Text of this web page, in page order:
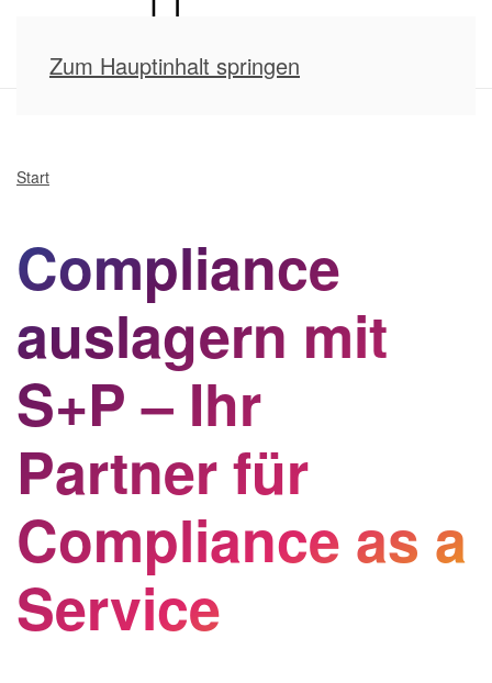
Zum Hauptinhalt springen
Start
Compliance
auslagern mit
S+P – Ihr
Partner für
Compliance as a
Service